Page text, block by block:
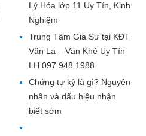
Lý Hóa lớp 11 Uy Tín, Kinh
Nghiệm
Trung Tâm Gia Sư tại KĐT
Văn La – Văn Khê Uy Tín
LH 097 948 1988
Chứng tự kỷ là gì? Nguyên
nhân và dấu hiệu nhận
biết sớm